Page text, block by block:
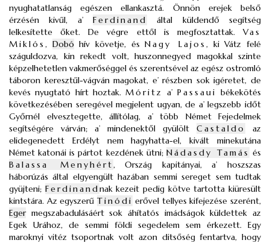
nyughatatlanság egészen ellankasztá. Önnön erejek belső
érzésén kivűl, a’ Ferdinand
által küldendő segítség
lelkesítette őket. De végre ettől is megfosztattak. Vas
Miklós , Dobó hív követje, ésNagy Lajos, ki Vátz felé
száguldozva, kin rekedt volt, huszonnegyed magokkal szinte
képzelhetetlen vakmerőséggel és szerentsével az egész ostromló
táboron keresztűl-vágván magokat, e’ részben sok igéretet, de
kevés nyugtató hírt hoztak.Móritz a’ Passaui békekötés
következésében seregével megjelent ugyan, de a’ legszebb időt
Győrnél elvesztegette, állítólag, a’ több Német Fejedelmek
segítségére várván; a’ mindenektől gyülölt Castaldo
az
elidegenedett Erdélyt nem hagyhatta-el, kivált minekutána
Német katonái is pártot kezdének ütni; Nádasdy Tamás és
Balassa Menyhért, Ország kapitányai, a’ hoszszas
háborúzás által elgyengült hazában semmi sereget sem tudtak
gyüjteni; Ferdinandnak kezeit pedig kötve tartotta kiüresült
kintstára. Az egyszerű Tinódi erővel tellyes kifejezése szerént,
Egermegszabadulásáért sok áhítatós imádságok küldettek az
Egek Urához, de semmi földi segedelem sem érkezett. Egy
maroknyi vitéz tsoportnak volt azon ditsőség fentartva, hogy